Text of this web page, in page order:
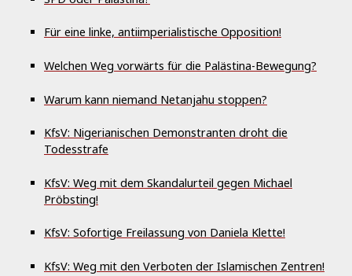
Für eine linke, antiimperialistische Opposition!
Welchen Weg vorwärts für die Palästina-Bewegung?
Warum kann niemand Netanjahu stoppen?
KfsV: Nigerianischen Demonstranten droht die
Todesstrafe
KfsV: Weg mit dem Skandalurteil gegen Michael
Pröbsting!
KfsV: Sofortige Freilassung von Daniela Klette!
KfsV: Weg mit den Verboten der Islamischen Zentren!